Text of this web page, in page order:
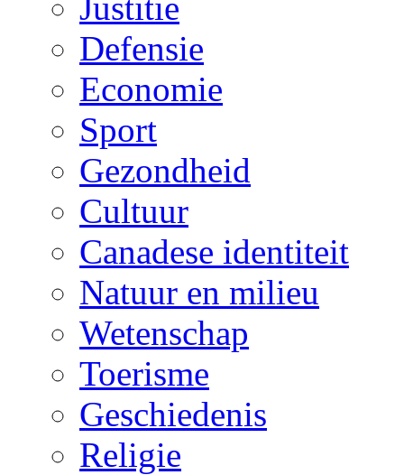
Defensie
Economie
Sport
Gezondheid
Cultuur
Canadese identiteit
Natuur en milieu
Wetenschap
Toerisme
Geschiedenis
Religie